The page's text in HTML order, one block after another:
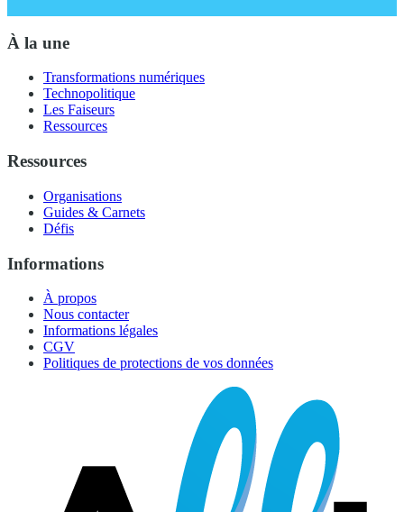
À la une
Transformations numériques
Technopolitique
Les Faiseurs
Ressources
Ressources
Organisations
Guides & Carnets
Défis
Informations
À propos
Nous contacter
Informations légales
CGV
Politiques de protections de vos données